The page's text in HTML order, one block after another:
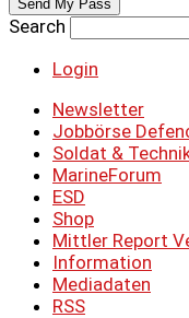
Search
Login
Newsletter
Jobbörse
Soldat &
MarineForum
ESD
Shop
Mittler Report
Information
Mediadaten
RSS